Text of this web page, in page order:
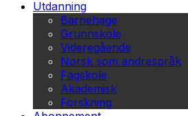
Utdanning
Barnehage
Grunnskole
Videregående
Norsk som andrespråk
Fagskole
Akademisk
Forskning